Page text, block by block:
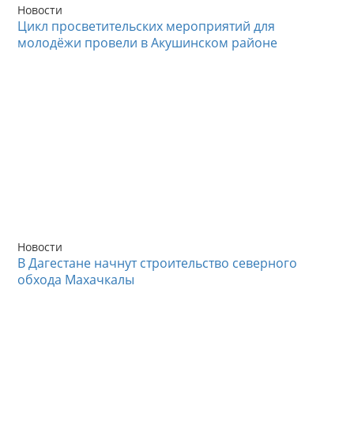
Новости
Цикл просветительских мероприятий для
молодёжи провели в Акушинском районе
Новости
В Дагестане начнут строительство северного
обхода Махачкалы